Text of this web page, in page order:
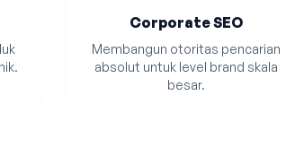
Corporate SEO
Membangun otoritas pencarian
absolut untuk level brand skala
besar.